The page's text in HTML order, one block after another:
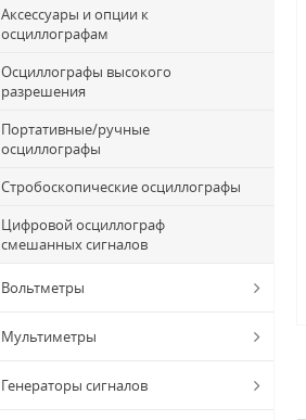
Аксессуары и опции к
осциллографам
Осциллографы высокого
разрешения
Портативные/ручные
осциллографы
Стробоскопические осциллографы
Цифровой осциллограф
смешанных сигналов
Вольтметры
Мультиметры
Генераторы сигналов